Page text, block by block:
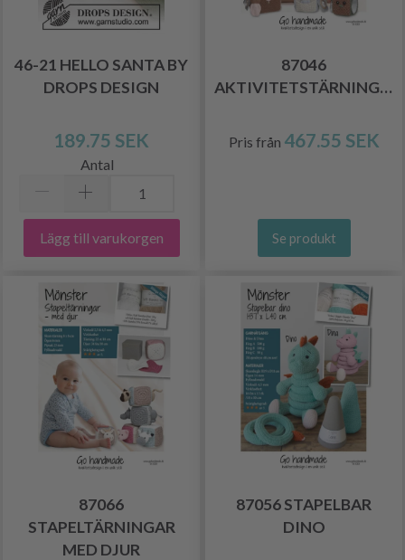
46-21 HELLO SANTA BY
DROPS DESIGN
189.75 SEK
Antal
Lägg till varukorgen
87046
AKTIVITETSTÄRNINGER
Pris från 467.55 SEK
Se produkt
87066
STAPELTÄRNINGAR
MED DJUR
87056 STAPELBAR
DINO